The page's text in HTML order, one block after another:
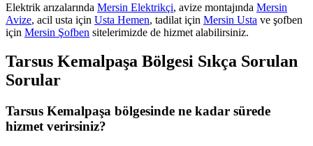
Elektrik arızalarında Mersin Elektrikçi, avize montajında Mersin
Avize, acil usta için Usta Hemen, tadilat için Mersin Usta ve şofben
için Mersin Şofben sitelerimizde de hizmet alabilirsiniz.
Tarsus Kemalpaşa Bölgesi Sıkça Sorulan
Sorular
Tarsus Kemalpaşa bölgesinde ne kadar sürede
hizmet verirsiniz?